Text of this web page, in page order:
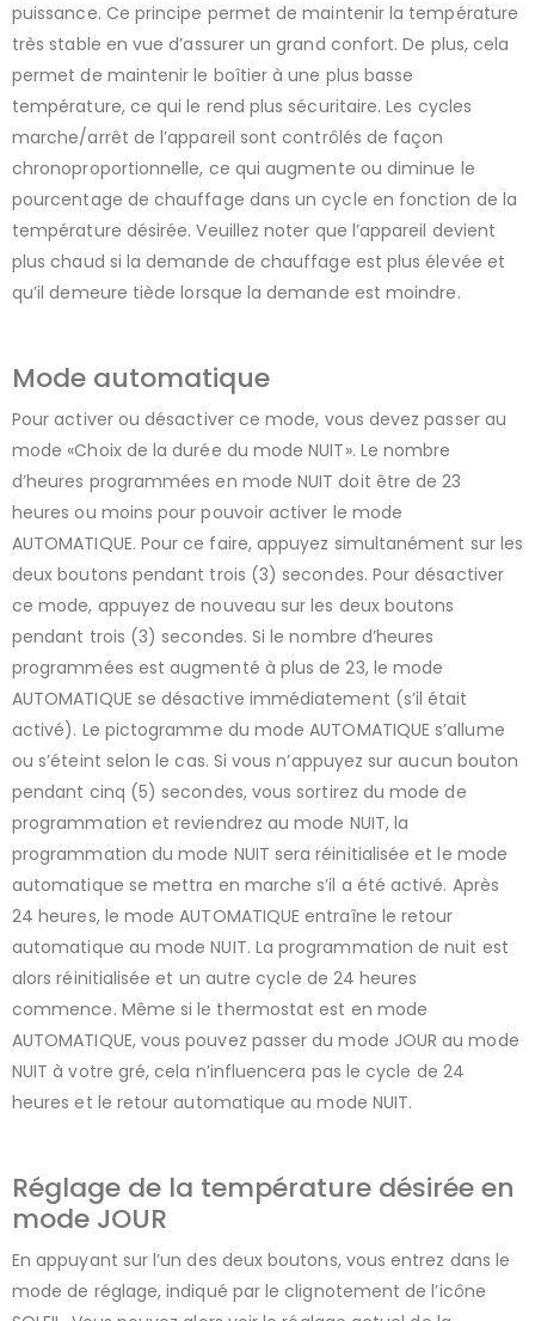
puissance. Ce principe permet de maintenir la température
très stable en vue d’assurer un grand confort. De plus, cela
permet de maintenir le boîtier à une plus basse
température, ce qui le rend plus sécuritaire. Les cycles
marche/arrêt de l’appareil sont contrôlés de façon
chronoproportionnelle, ce qui augmente ou diminue le
pourcentage de chauffage dans un cycle en fonction de la
température désirée. Veuillez noter que l’appareil devient
plus chaud si la demande de chauffage est plus élevée et
qu’il demeure tiède lorsque la demande est moindre.
Mode automatique
Pour activer ou désactiver ce mode, vous devez passer au
mode «Choix de la durée du mode NUIT». Le nombre
d’heures programmées en mode NUIT doit être de 23
heures ou moins pour pouvoir activer le mode
AUTOMATIQUE. Pour ce faire, appuyez simultanément sur les
deux boutons pendant trois (3) secondes. Pour désactiver
ce mode, appuyez de nouveau sur les deux boutons
pendant trois (3) secondes. Si le nombre d’heures
programmées est augmenté à plus de 23, le mode
AUTOMATIQUE se désactive immédiatement (s’il était
activé). Le pictogramme du mode AUTOMATIQUE s’allume
ou s’éteint selon le cas. Si vous n’appuyez sur aucun bouton
pendant cinq (5) secondes, vous sortirez du mode de
programmation et reviendrez au mode NUIT, la
programmation du mode NUIT sera réinitialisée et le mode
automatique se mettra en marche s’il a été activé. Après
24 heures, le mode AUTOMATIQUE entraîne le retour
automatique au mode NUIT. La programmation de nuit est
alors réinitialisée et un autre cycle de 24 heures
commence. Même si le thermostat est en mode
AUTOMATIQUE, vous pouvez passer du mode JOUR au mode
NUIT à votre gré, cela n’influencera pas le cycle de 24
heures et le retour automatique au mode NUIT.
Réglage de la température désirée en
mode JOUR
En appuyant sur l’un des deux boutons, vous entrez dans le
mode de réglage, indiqué par le clignotement de l’icône